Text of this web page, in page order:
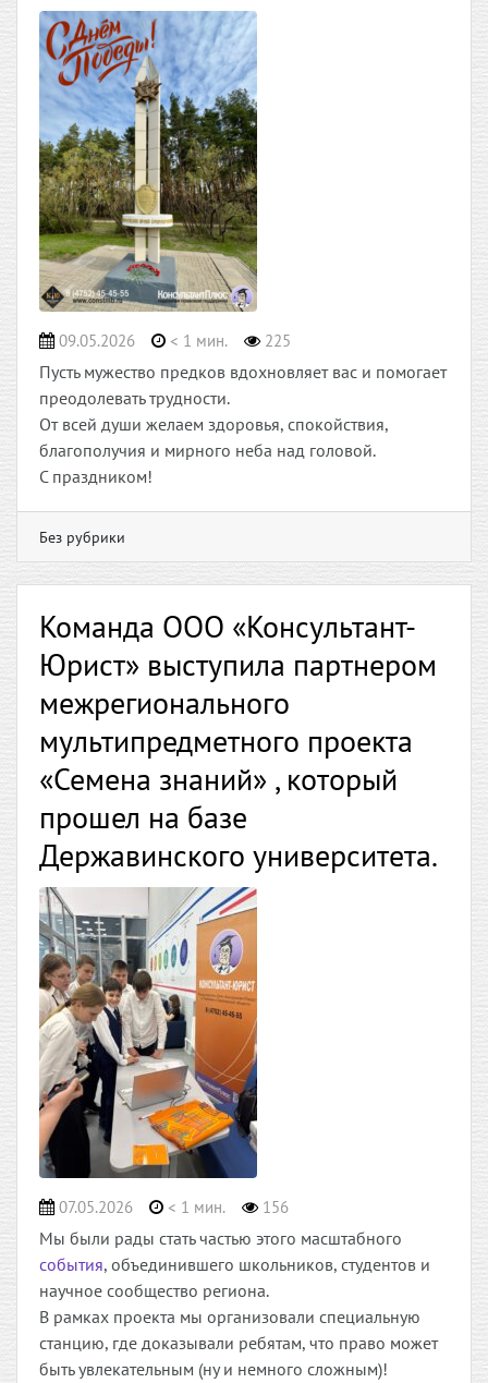
09.05.2026 < 1 мин. 225
Пусть мужество предков вдохновляет вас и помогает
преодолевать трудности.
От всей души желаем здоровья, спокойствия,
благополучия и мирного неба над головой.
С праздником!
Без рубрики
Команда ООО «Консультант-
Юрист» выступила партнером
межрегионального
мультипредметного проекта
«Семена знаний» , который
прошел на базе
Державинского университета.
07.05.2026 < 1 мин. 156
Мы были рады стать частью этого масштабного
события, объединившего школьников, студентов и
научное сообщество региона.
В рамках проекта мы организовали специальную
станцию, где доказывали ребятам, что право может
быть увлекательным (ну и немного сложным)!